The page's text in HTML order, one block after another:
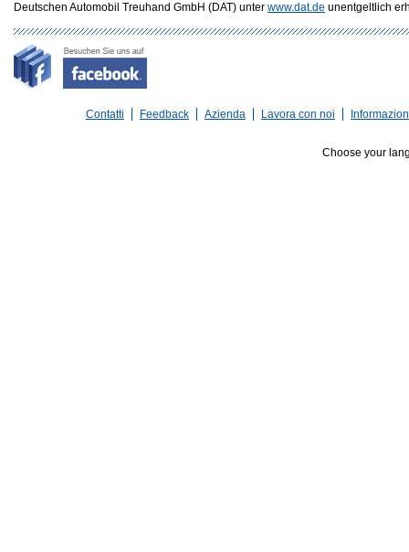
Deutschen Automobil Treuhand GmbH (DAT) unter www.dat.de unentgeltlich
Contatti Feedback Azienda Lavora con noi
Choose your